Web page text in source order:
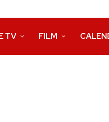
TV FILM